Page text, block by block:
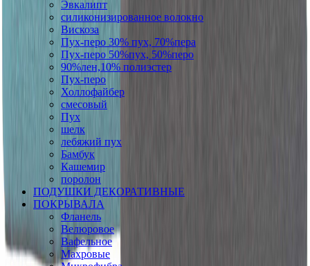
Эвкалипт
силиконизированное волокно
Вискоза
Пух-перо 30% пух, 70%пера
Пух-перо 50%пух, 50%перо
90%лен,10% полиэстер
Пух-перо
Холлофайбер
смесовый
Пух
шелк
лебяжий пух
Бамбук
Кашемир
поролон
ПОДУШКИ ДЕКОРАТИВНЫЕ
ПОКРЫВАЛА
Фланель
Велюровое
Вафельное
Махровые